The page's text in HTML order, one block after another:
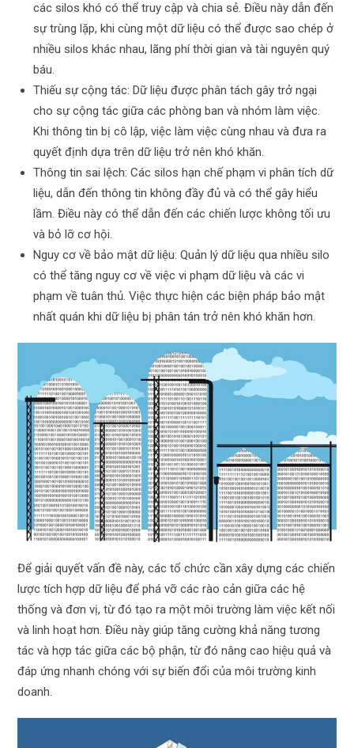
các silos khó có thể truy cập và chia sẻ. Điều này dẫn đến
sự trùng lặp, khi cùng một dữ liệu có thể được sao chép ở
nhiều silos khác nhau, lãng phí thời gian và tài nguyên quý
báu.
Thiếu sự cộng tác: Dữ liệu được phân tách gây trở ngại
cho sự cộng tác giữa các phòng ban và nhóm làm việc.
Khi thông tin bị cô lập, việc làm việc cùng nhau và đưa ra
quyết định dựa trên dữ liệu trở nên khó khăn.
Thông tin sai lệch: Các silos hạn chế phạm vi phân tích dữ
liệu, dẫn đến thông tin không đầy đủ và có thể gây hiểu
lầm. Điều này có thể dẫn đến các chiến lược không tối ưu
và bỏ lỡ cơ hội.
Nguy cơ về bảo mật dữ liệu: Quản lý dữ liệu qua nhiều silo
có thể tăng nguy cơ về việc vi phạm dữ liệu và các vi
phạm về tuân thủ. Việc thực hiện các biện pháp bảo mật
nhất quán khi dữ liệu bị phân tán trở nên khó khăn hơn.
Để giải quyết vấn đề này, các tổ chức cần xây dựng các chiến
lược tích hợp dữ liệu để phá vỡ các rào cản giữa các hệ
thống và đơn vị, từ đó tạo ra một môi trường làm việc kết nối
và linh hoạt hơn. Điều này giúp tăng cường khả năng tương
tác và hợp tác giữa các bộ phận, từ đó nâng cao hiệu quả và
đáp ứng nhanh chóng với sự biến đổi của môi trường kinh
doanh.